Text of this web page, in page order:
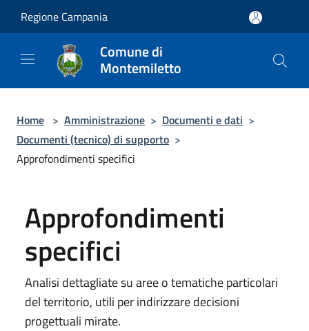
Regione Campania
Comune di
Montemiletto
Home > Amministrazione > Documenti e dati >
Documenti (tecnico) di supporto >
Approfondimenti specifici
Approfondimenti
specifici
Analisi dettagliate su aree o tematiche particolari
del territorio, utili per indirizzare decisioni
progettuali mirate.